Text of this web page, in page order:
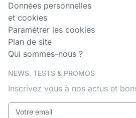
Données personnelles
et cookies
Paramétrer les cookies
Plan de site
Qui sommes-nous ?
NEWS, TESTS & PROMOS
Inscrivez vous à nos actus et